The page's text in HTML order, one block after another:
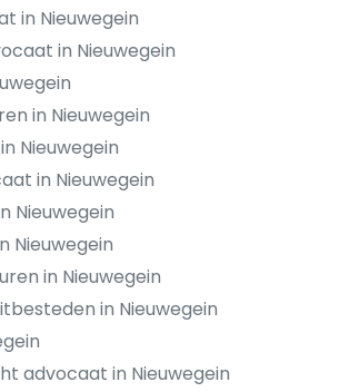
in Nieuwegein
in Nieuwegein
in Nieuwegein
Nieuwegein
in Nieuwegein
Nieuwegein
Nieuwegein
in Nieuwegein
in Nieuwegein
advocaat in Nieuwegein